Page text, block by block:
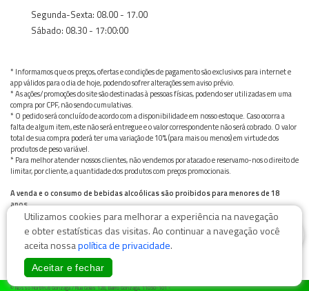
Segunda-Sexta: 08.00 - 17.00
Sábado: 08.30 - 17:00:00
* Informamos que os preços, ofertas e condições de pagamento são exclusivos para internet e
app válidos para o dia de hoje, podendo sofrer alterações sem aviso prévio.
* As ações/promoções do site são destinadas à pessoas físicas, podendo ser utilizadas em uma
compra por CPF, não sendo cumulativas.
* O pedido será concluído de acordo com a disponibilidade em nosso estoque. Caso ocorra a
falta de algum item, este não será entregue e o valor correspondente não será cobrado. O valor
total de sua compra poderá ter uma variação de 10% (para mais ou menos) em virtude dos
produtos de peso variável.
* Para melhor atender nossos clientes, não vendemos por atacado e reservamo-nos o direito de
limitar, por cliente, a quantidade dos produtos com preços promocionais.
A venda e o consumo de bebidas alcoólicas são proibidos para menores de 18
anos.
Bebida alcoólica pode causar dependência química e, em excesso, provoca graves males à saúde.
Beba com moderação
© Nosso Hortifruti Gonzaga / Rua Goiás 128, Bairro Gonzaga, 11050-101 -
Utilizamos cookies para melhorar a experiência na navegação
e obter estatísticas das visitas. Ao continuar a navegação você
aceita nossapolítica de privacidade.
Aceitar e fechar